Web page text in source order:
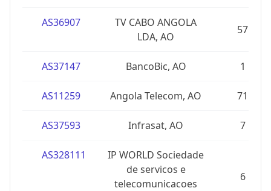
AS36907
TV CABO ANGOLA
LDA, AO
57
AS37147 BancoBic, AO 1
AS11259 Angola Telecom, AO 71
AS37593 Infrasat, AO 7
AS328111
IP WORLD Sociedade
de servicos e
telecomunicacoes
6